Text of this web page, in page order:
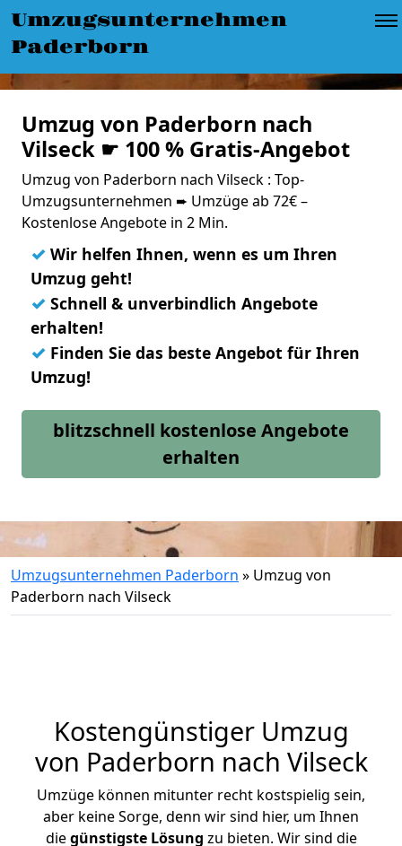
Umzugsunternehmen
Paderborn
Umzug von Paderborn nach
Vilseck ☛ 100 % Gratis-Angebot
Umzug von Paderborn nach Vilseck : Top-
Umzugsunternehmen ➨ Umzüge ab 72€ –
Kostenlose Angebote in 2 Min.
✓ Wir helfen Ihnen, wenn es um Ihren
Umzug geht!
✓ Schnell & unverbindlich Angebote
erhalten!
✓ Finden Sie das beste Angebot für Ihren
Umzug!
blitzschnell kostenlose Angebote
erhalten
Umzugsunternehmen Paderborn » Umzug von
Paderborn nach Vilseck
Kostengünstiger Umzug
von Paderborn nach Vilseck
Umzüge können mitunter recht kostspielig sein,
aber keine Sorge, denn wir sind hier, um Ihnen
diegünstigste Lösung zu bieten. Wir sind die